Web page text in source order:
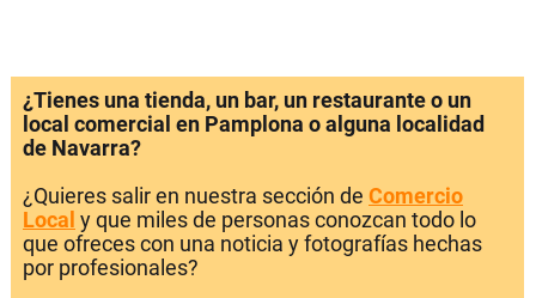
¿Tienes una tienda, un bar, un restaurante o un
local comercial en Pamplona o alguna localidad
de Navarra?
¿Quieres salir en nuestra sección de Comercio
Local y que miles de personas conozcan todo lo
que ofreces con una noticia y fotografías hechas
por profesionales?